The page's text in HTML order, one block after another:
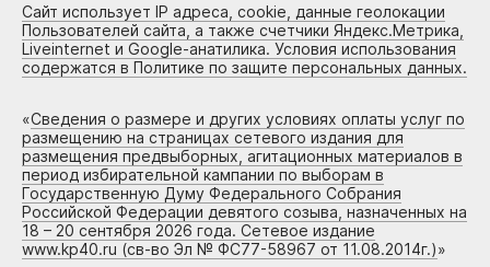
Сайт использует IP адреса, cookie, данные геолокации
Пользователей сайта, а также счетчики Яндекс.Метрика,
Liveinternet и Google-анатилика. Условия использования
содержатся в Политике по защите персональных данных.
«Сведения о размере и других условиях оплаты услуг по
размещению на страницах сетевого издания для
размещения предвыборных, агитационных материалов в
период избирательной кампании по выборам в
Государственную Думу Федерального Собрания
Российской Федерации девятого созыва, назначенных на
18 – 20 сентября 2026 года. Сетевое издание
www.kp40.ru (св-во Эл № ФС77-58967 от 11.08.2014г.)»